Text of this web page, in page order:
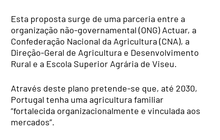
Esta proposta surge de uma parceria entre a
organização não-governamental (ONG) Actuar, a
Confederação Nacional da Agricultura (CNA), a
Direção-Geral de Agricultura e Desenvolvimento
Rural e a Escola Superior Agrária de Viseu.
Através deste plano pretende-se que, até 2030,
Portugal tenha uma agricultura familiar
“fortalecida organizacionalmente e vinculada aos
mercados”.